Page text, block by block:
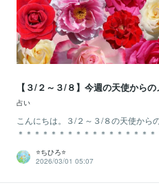
【３/２～３/８】今週の天使から
占い
こんにちは。３/２～３/８の天使から
＊＊＊＊＊＊＊＊＊＊＊＊＊＊＊＊
⭐️ちひろ⭐️
2026/03/01 05:07